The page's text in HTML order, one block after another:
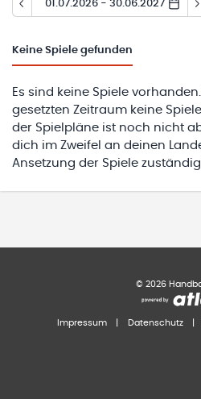
01.07.2026 - 30.06.2027
Keine Spiele gefunden
Es sind keine Spiele
gesetzten Zeitraum keine
der Spielpläne ist noch nicht
dich im Zweifel an deinen
Ansetzung der Spiele
© 2026
Impressum Datenschutz